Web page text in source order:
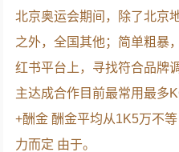
北京奥运会期间，除了北京
之外，全国其他；简单粗暴
红书平台上，寻找符合品牌
主达成合作目前最常用最多
+酬金 酬金平均从1K5万不
力而定 由于。